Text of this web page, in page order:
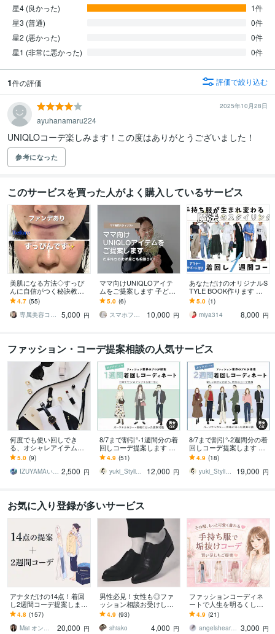
星4 (良かった)
1件
星3 (普通)
0件
星2 (悪かった)
0件
星1 (非常に悪かった)
0件
1件の評価 評価で絞り込む
2025年10月28日
ayuhanamaru224
UNIQLOコーデ楽しみます！この度はありがとうございました！
参考になった
このサービスを買った人がよく購入しているサービス
美肌になる方法◇すっぴ
んに自信がつく秘訣教え
ます 乾燥、ニキビ、しわ
たるみ、すべての肌トラ
ブルにおすすめです☆
4.7 (55)
専属美容コーチ☆Moe
5,000 円
ママ向けUNIQLOアイテ
ムをご提案します 子ども
がいるから、と毎日同じ
ような格好をしていませ
んか？
5.0 (6)
スマホフォトグラファーAmi
10,000 円
あなただけのオリジナルS
TYLE BOOK作ります 手
持ちのお洋服+おすすめア
イテムで1週間コーデ考え
ます
5.0 (1)
miya314
8,000 円
ファッション・コーデ提案相談の人気サービス
何度でも使い回しでき
る、オシャレアイテムを
教えます もうコーデで悩
まない！初心者でもオシ
ャレに見せるコツを大暴
5.0 (9)
IZUYAMAいずやま 2,500 円
8/7まで割引°˖1週間分の着
回しコーデ提案します パ
ーソナルスタイリスト
が、あなたの生まれ持っ
た魅力を引き出す
4.9 (51)
yuki_Stylique
12,000 円
8/7まで割引°˖2週間分の着
回しコーデ提案します パ
ーソナルスタイリストに
よるコーディネートサー
ビス°˖✧
4.9 (18)
yuki_Stylique
19,000 円
お気に入り登録が多いサービス
アナタだけの14点！着回
し2週間コーデ提案します
ココナラ歴7年目のプロが
あなたに似合う服を選び
ます！
4.8 (157)
Mai オンラインスタイリスト
20,000 円
男性必見！女性も◎ファ
ッション相談お受けしま
す ファッションのお悩み
が多いあなたをサポー
ト！
4.9 (93)
shiako
4,000 円
ファッションコーディネ
ートで人生を明るくしま
す お気に入りのファッシ
ョンで毎日をHappyに
4.9 (21)
angelsheart11 3,000 円